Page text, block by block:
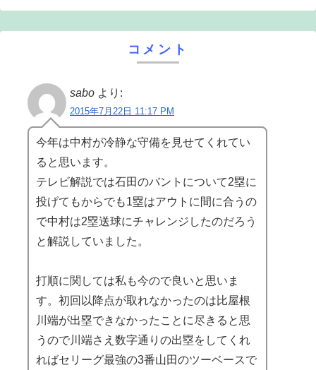
コメント
sabo より:
2015年7月22日 11:17 PM
今年は中村が冷静な守備を見せてくれてい
ると思います。
テレビ解説では石田のバントについて2塁に
投げてもからでも1塁はアウトに間に合うの
で中村は2塁送球にチャレンジしたのだろう
と解説していました。
打順に関しては私も今ので良いと思いま
す。初回以降点が取れなかったのは比屋根
川端が出塁できなかったことに尽きると思
うので川端さえ数字通りの出塁をしてくれ
ればセリーグ最強の3番山田のツーベースで